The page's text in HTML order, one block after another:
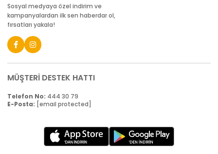
Sosyal medyaya özel indirim ve
kampanyalardan ilk sen haberdar ol,
fırsatları yakala!
MÜŞTERİ DESTEK HATTI
Telefon No: 444 30 79
E-Posta: [email protected]